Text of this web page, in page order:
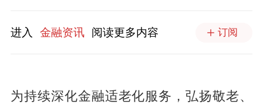
进入 金融资讯 阅读更多内容 订阅
为持续深化金融适老化服务，弘扬敬老、